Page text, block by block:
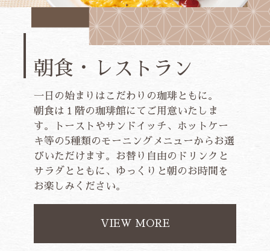
朝食・ レストラン
一日の始まりはこだわりの珈琲ともに。
朝食は１階の珈琲館にてご用意いたしま
す。トーストやサンドイッチ、ホットケー
キ等の5種類のモーニングメニューからお選
びいただけます。お替り自由のドリンクと
サラダとともに、ゆっくりと朝のお時間を
お楽しみください。
VIEW MORE